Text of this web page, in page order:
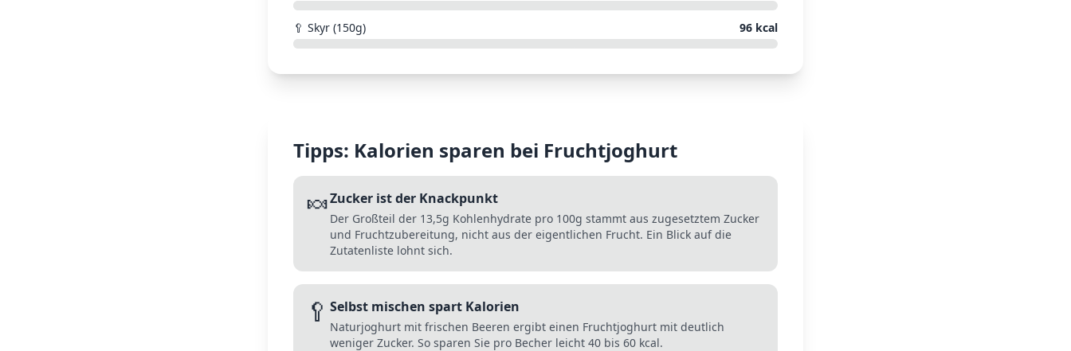
🥄 Skyr (150g) 96 kcal
Tipps: Kalorien sparen bei Fruchtjoghurt
🍬Zucker ist der Knackpunkt
Der Großteil der 13,5g Kohlenhydrate pro 100g stammt aus zugesetztem Zucker
und Fruchtzubereitung, nicht aus der eigentlichen Frucht. Ein Blick auf die
Zutatenliste lohnt sich.
🥄 Selbst mischen spart Kalorien
Naturjoghurt mit frischen Beeren ergibt einen Fruchtjoghurt mit deutlich
weniger Zucker. So sparen Sie pro Becher leicht 40 bis 60 kcal.